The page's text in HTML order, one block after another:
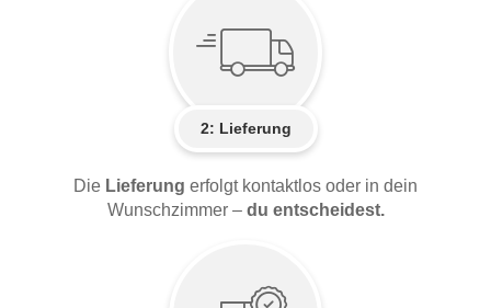
2: Lieferung
Die Lieferung erfolgt kontaktlos oder in dein
Wunschzimmer – du entscheidest.